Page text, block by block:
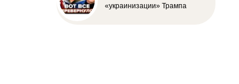
«украинизации» Трампа